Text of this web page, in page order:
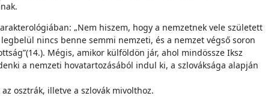
„Nem hiszem, hogy a nemzetnek vele született
nincs benne semmi nemzeti, és a nemzet végső soron
Mégis, amikor külföldön jár, ahol mindössze Iksz
a nemzeti hovatartozásából indul ki, a szlováksága alapján
osztrák, illetve a szlovák mivolthoz.